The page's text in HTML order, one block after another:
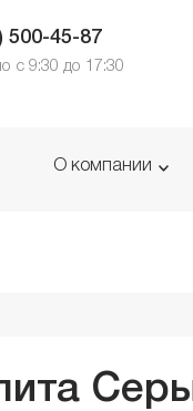
500-45-87
с 9:30 до 17:30
О компании